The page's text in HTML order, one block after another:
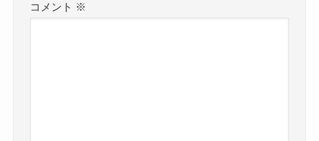
コメント ※